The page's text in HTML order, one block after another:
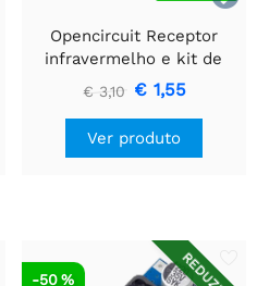
Opencircuit Receptor
infravermelho e kit de
controle remoto
€ 3,10 € 1,55
Ver produto
-50 %